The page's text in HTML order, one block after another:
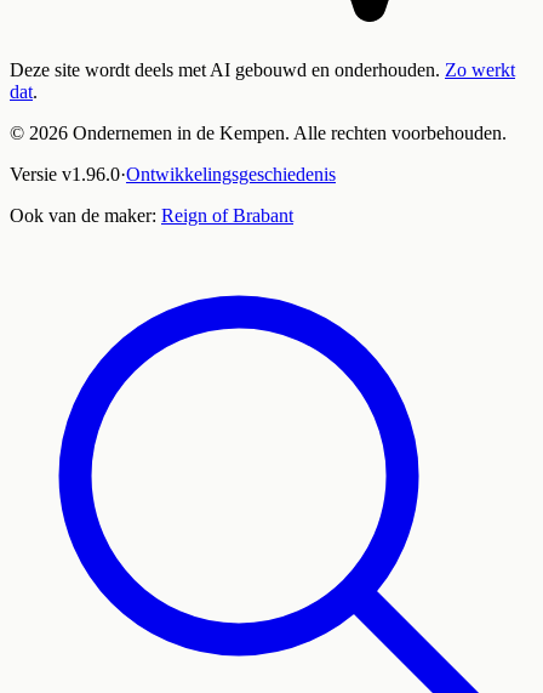
Deze site wordt deels met AI gebouwd en onderhouden. Zo werkt
dat.
© 2026 Ondernemen in de Kempen. Alle rechten voorbehouden.
Versie v1.96.0·Ontwikkelingsgeschiedenis
Ook van de maker: Reign of Brabant